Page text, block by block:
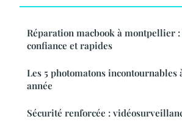
Réparation macbook à montpellier :
confiance et rapides
Les 5 photomatons incontournables
année
Sécurité renforcée :